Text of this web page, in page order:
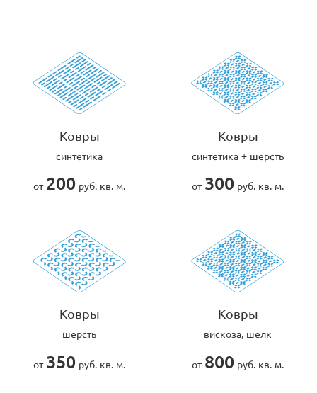
Ковры
синтетика
от 200 руб. кв. м.
Ковры
синтетика + шерсть
от 300 руб. кв. м.
Ковры
шерсть
от 350 руб. кв. м.
Ковры
вискоза, шелк
от 800 руб. кв. м.